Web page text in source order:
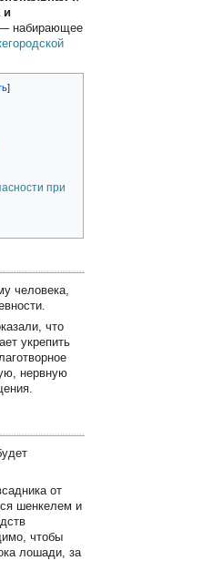
и
набирающее
при
человека,
что
укрепить
нервную
от
шенкелем и
чтобы
лошади, за